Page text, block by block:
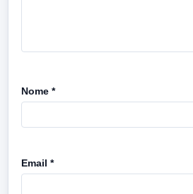
Nome *
Email *